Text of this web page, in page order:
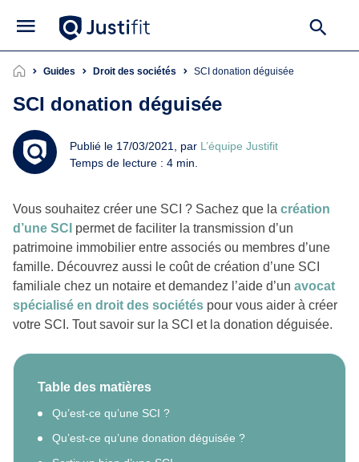
Guides Droit des sociétés SCI donation déguisée
SCI donation déguisée
Publié le 17/03/2021, par L’équipe Justifit
Temps de lecture : 4 min.
Vous souhaitez créer une SCI ? Sachez que la création
d’une SCI permet de faciliter la transmission d’un
patrimoine immobilier entre associés ou membres d’une
famille. Découvrez aussi le coût de création d’une SCI
familiale chez un notaire et demandez l’aide d’un avocat
spécialisé en droit des sociétés pour vous aider à créer
votre SCI. Tout savoir sur la SCI et la donation déguisée.
Table des matières
Qu’est-ce qu’une SCI ?
Qu’est-ce qu’une donation déguisée ?